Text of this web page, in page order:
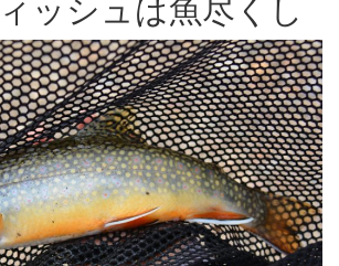
ッシュは魚尽くし